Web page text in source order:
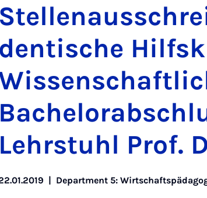
dentische
Lehr­stuhl Prof.
| Department 5: